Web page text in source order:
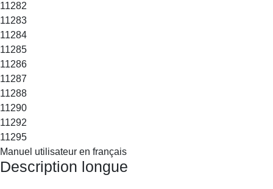
11282
11283
11284
11285
11286
11287
11288
11290
11292
11295
Manuel utilisateur en français
Description longue